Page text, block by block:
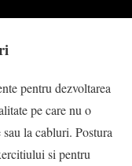
pentru dezvoltarea
pe care nu o
la cabluri. Postura
si pentru